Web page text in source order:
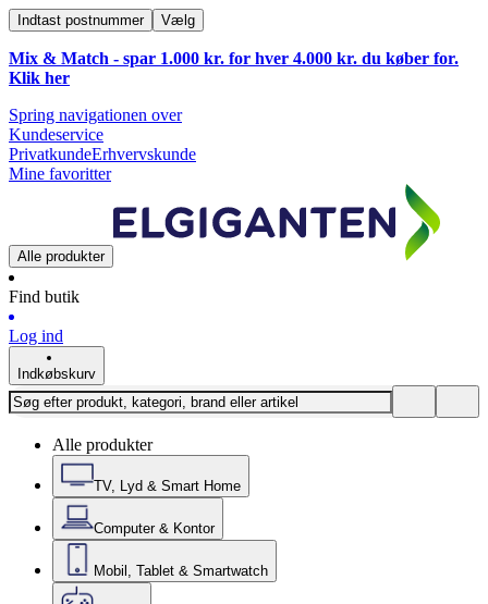
Indtast postnummer Vælg
Mix & Match - spar 1.000 kr. for hver 4.000 kr. du køber for.
Klik her
Spring navigationen over
Kundeservice
PrivatkundeErhvervskunde
Mine favoritter
Alle produkter
Find butik
Log ind
Indkøbskurv
Alle produkter
TV, Lyd & Smart Home
Computer & Kontor
Mobil, Tablet & Smartwatch